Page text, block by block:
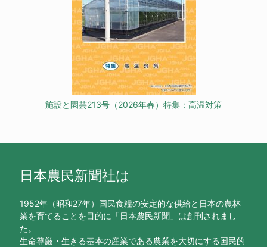
施設と園芸213号（2026年春）特集：高温対策
日本農民新聞社は
1952年（昭和27年）国民食糧の安定的な供給と日本の農林
業を育てることを目的に「日本農民新聞」は創刊されまし
た。
生命尊厳・生きる基本の産業である農業を大切にする国民的